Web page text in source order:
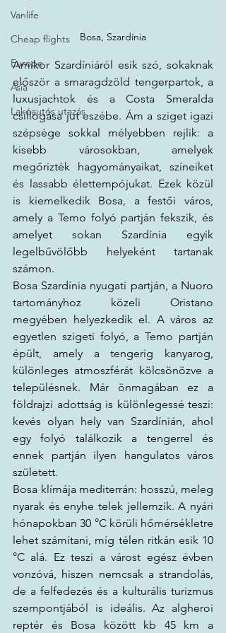
Vanlife
Cheap flights
Europe
Asia
Lakóautós utazás
Bosa, Szardínia
Amikor Szardíniáról esik szó, sokaknak
először a smaragdzöld tengerpartok, a
luxusjachtok és a Costa Smeralda
csillogása jut eszébe. Ám a sziget igazi
szépsége sokkal mélyebben rejlik: a
kisebb városokban, amelyek
megőrizték hagyományaikat, színeiket
és lassabb élettempójukat. Ezek közül
is kiemelkedik Bosa, a festői város,
amely a Temo folyó partján fekszik, és
amelyet sokan Szardínia egyik
legelbűvölőbb helyeként tartanak
számon.
Bosa Szardínia nyugati partján, a Nuoro
tartományhoz közeli Oristano
megyében helyezkedik el. A város az
egyetlen szigeti folyó, a Temo partján
épült, amely a tengerig kanyarog,
különleges atmoszférát kölcsönözve a
településnek. Már önmagában ez a
földrajzi adottság is különlegessé teszi:
kevés olyan hely van Szardínián, ahol
egy folyó találkozik a tengerrel és
ennek partján ilyen hangulatos város
született.
Bosa klímája mediterrán: hosszú, meleg
nyarak és enyhe telek jellemzik. A nyári
hónapokban 30 °C körüli hőmérsékletre
lehet számítani, míg télen ritkán esik 10
°C alá. Ez teszi a várost egész évben
vonzóvá, hiszen nemcsak a strandolás,
de a felfedezés és a kulturális turizmus
szempontjából is ideális. Az algheroi
reptér és Bosa között kb 45 km a